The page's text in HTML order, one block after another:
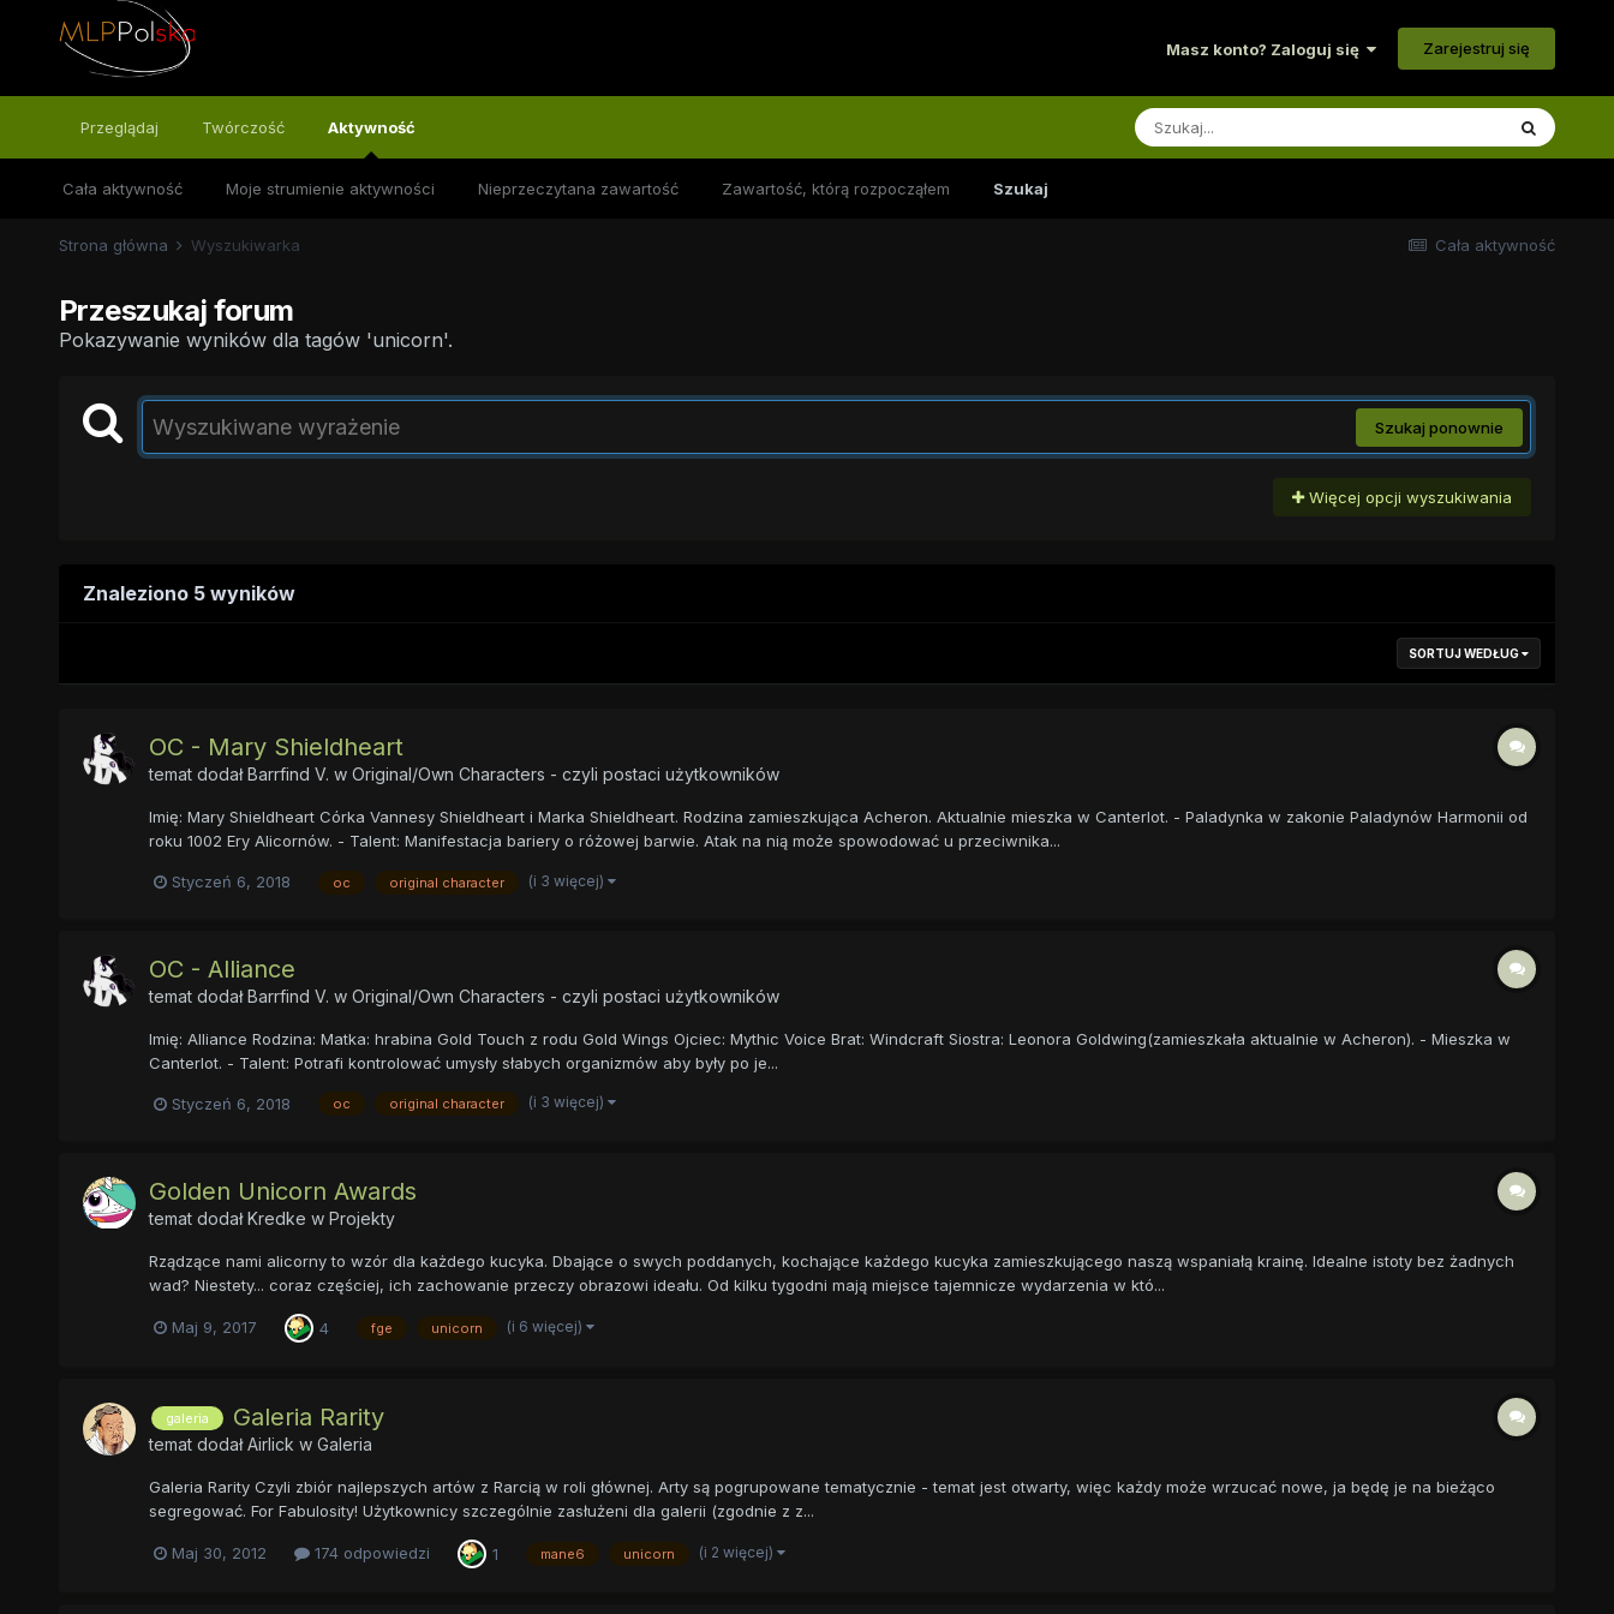
Masz konto? Zaloguj się Zarejestruj się
Przeglądaj Twórczość Aktywność
Cała aktywność Moje strumienie aktywności Nieprzeczytana zawartość Zawartość, którą rozpocząłem Szukaj
Cała aktywność
Strona główna Wyszukiwarka
Przeszukaj forum
Pokazywanie wyników dla tagów 'unicorn'.
Szukaj ponownie
Więcej opcji wyszukiwania
Znaleziono 5 wyników
SORTUJ WEDŁUG
OC - Mary Shieldheart
temat dodałBarrfind V. w Original/Own Characters - czyli postaci użytkowników
Imię: Mary Shieldheart Córka Vannesy Shieldheart i Marka Shieldheart. Rodzina zamieszkująca Acheron. Aktualnie mieszka w Canterlot. - Paladynka w zakonie Paladynów Harmonii od
roku 1002 Ery Alicornów. - Talent: Manifestacja bariery o różowej barwie. Atak na nią może spowodować u przeciwnika...
Styczeń 6, 2018 oc original character (i 3 więcej)
OC - Alliance
temat dodałBarrfind V. w Original/Own Characters - czyli postaci użytkowników
Imię: Alliance Rodzina: Matka: hrabina Gold Touch z rodu Gold Wings Ojciec: Mythic Voice Brat: Windcraft Siostra: Leonora Goldwing(zamieszkała aktualnie w Acheron). - Mieszka w
Canterlot. - Talent: Potrafi kontrolować umysły słabych organizmów aby były po je...
Styczeń 6, 2018 oc original character (i 3 więcej)
Golden Unicorn Awards
temat dodałKredke w Projekty
Rządzące nami alicorny to wzór dla każdego kucyka. Dbające o swych poddanych, kochające każdego kucyka zamieszkującego naszą wspaniałą krainę. Idealne istoty bez żadnych
wad? Niestety... coraz częściej, ich zachowanie przeczy obrazowi ideału. Od kilku tygodni mają miejsce tajemnicze wydarzenia w któ...
Maj 9, 2017 4 fge unicorn (i 6 więcej)
galeria Galeria Rarity
temat dodałAirlick w Galeria
Galeria Rarity Czyli zbiór najlepszych artów z Rarcią w roli głównej. Arty są pogrupowane tematycznie - temat jest otwarty, więc każdy może wrzucać nowe, ja będę je na bieżąco
segregować. For Fabulosity! Użytkownicy szczególnie zasłużeni dla galerii (zgodnie z z...
Maj 30, 2012 174 odpowiedzi 1 mane6 unicorn (i 2 więcej)